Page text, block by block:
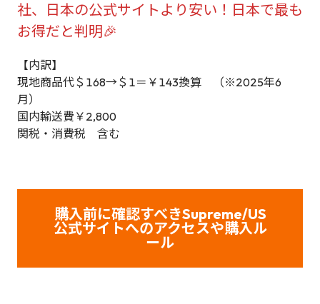
社、日本の公式サイトより安い！日本で最も
お得だと判明🎉
【内訳】
現地商品代＄168→＄1＝￥143換算 （※2025年6
月）
国内輸送費￥2,800
関税・消費税 含む
購入前に確認すべきSupreme/US
公式サイトへのアクセスや購入ル
ール